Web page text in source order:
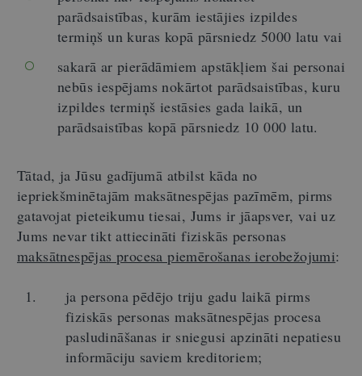
parādsaistības, kurām iestājies izpildes
termiņš un kuras kopā pārsniedz 5000 latu vai
sakarā ar pierādāmiem apstākļiem šai personai
nebūs iespējams nokārtot parādsaistības, kuru
izpildes termiņš iestāsies gada laikā, un
parādsaistības kopā pārsniedz 10 000 latu.
Tātad, ja Jūsu gadījumā atbilst kāda no
iepriekšminētajām maksātnespējas pazīmēm, pirms
gatavojat pieteikumu tiesai, Jums ir jāapsver, vai uz
Jums nevar tikt attiecināti fiziskās personas
maksātnespējas procesa piemērošanas ierobežojumi:
ja persona pēdējo triju gadu laikā pirms
fiziskās personas maksātnespējas procesa
pasludināšanas ir sniegusi apzināti nepatiesu
informāciju saviem kreditoriem;